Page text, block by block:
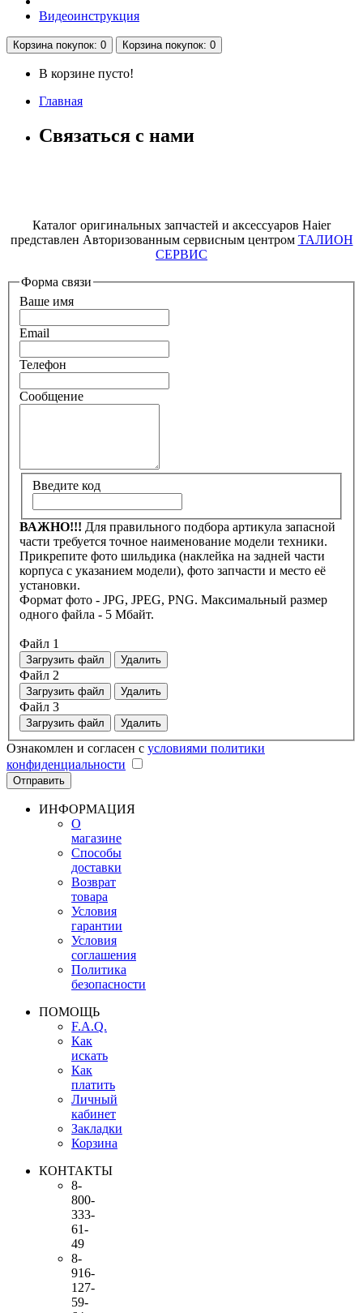
Видеоинструкция
Корзинапокупок: 0 Корзинапокупок: 0
В корзине пусто!
Главная
Связаться с нами
Каталог оригинальных запчастей и аксессуаров Haier
представлен Авторизованным сервисным центром ТАЛИОН
СЕРВИС
Форма связи
Ваше имя
Email
Телефон
Сообщение
Введите код
ВАЖНО!!! Для правильного подбора артикула запасной
части требуется точное наименование модели техники.
Прикрепите фото шильдика (наклейка на задней части
корпуса с указанием модели), фото запчасти и место её
установки.
Формат фото - JPG, JPEG, PNG. Максимальный размер
одного файла - 5 Мбайт.
Файл 1
Загрузить файл Удалить
Файл 2
Загрузить файл Удалить
Файл 3
Загрузить файл Удалить
Ознакомлен и согласен с условиями политики
конфиденциальности
ИНФОРМАЦИЯ
О
магазине
Способы
доставки
Возврат
товара
Условия
гарантии
Условия
соглашения
Политика
безопасности
ПОМОЩЬ
F.A.Q.
Как
искать
Как
платить
Личный
кабинет
Закладки
Корзина
КОНТАКТЫ
8-
800-
333-
61-
49
8-
916-
127-
59-